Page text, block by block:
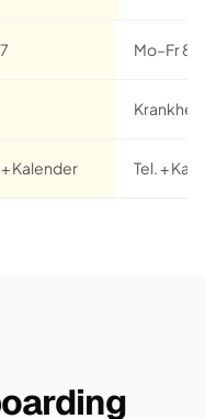
Mo–Fr
Krankheit
+ Kalender Tel. +